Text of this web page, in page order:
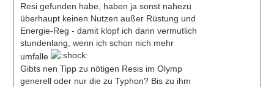
Resi gefunden habe, haben ja sonst nahezu
überhaupt keinen Nutzen außer Rüstung und
Energie-Reg - damit klopf ich dann vermutlich
stundenlang, wenn ich schon nich mehr
umfalle
Gibts nen Tipp zu nötigen Resis im Olymp
generell oder nur die zu Typhon? Bis zu ihm